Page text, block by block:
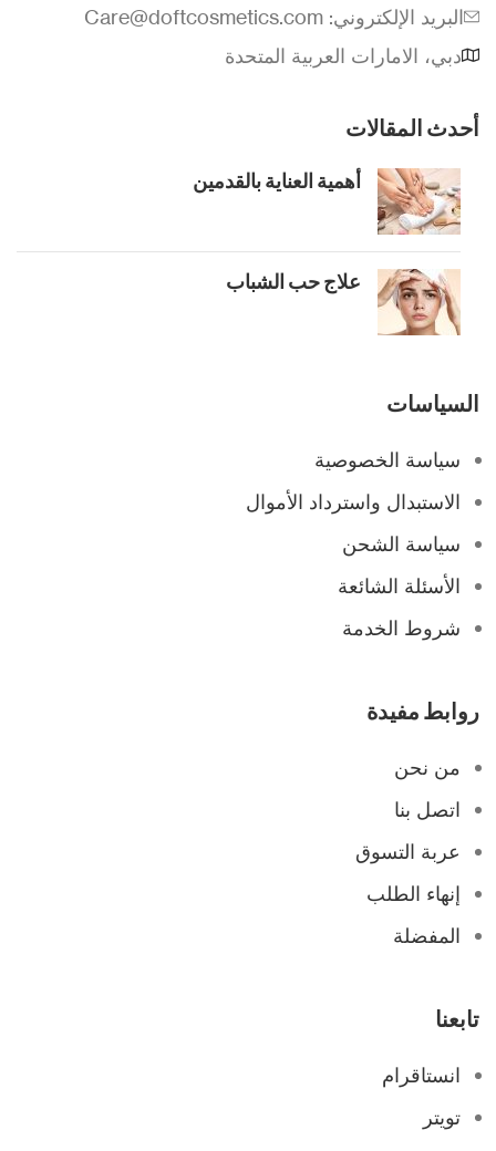
البريد الإلكتروني: Care@doftcosmetics.com
دبي، الامارات العربية المتحدة
أحدث المقالات
أهمية العناية بالقدمين
علاج حب الشباب
السياسات
سياسة الخصوصية
الاستبدال واسترداد الأموال
سياسة الشحن
الأسئلة الشائعة
شروط الخدمة
روابط مفيدة
من نحن
اتصل بنا
عربة التسوق
إنهاء الطلب
المفضلة
تابعنا
انستاقرام
تويتر